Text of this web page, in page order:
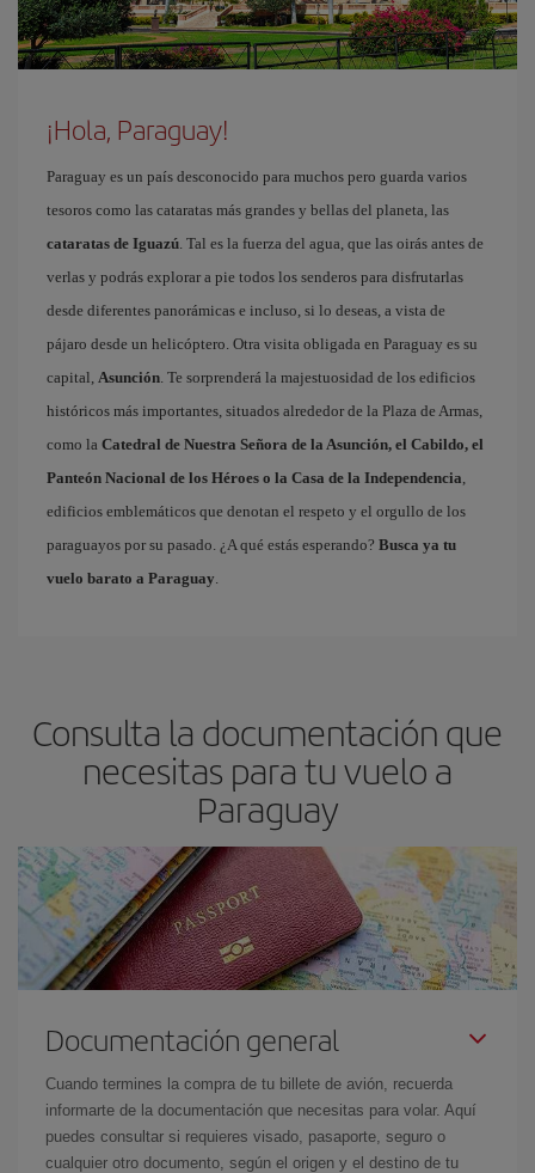
¡Hola, Paraguay!
Paraguay es un país desconocido para muchos pero guarda varios
tesoros como las cataratas más grandes y bellas del planeta, las
cataratas de Iguazú . Tal es la fuerza del agua, que las oirás antes de
verlas y podrás explorar a pie todos los senderos para disfrutarlas
desde diferentes panorámicas e incluso, si lo deseas, a vista de
pájaro desde un helicóptero. Otra visita obligada en Paraguay es su
capital, Asunción . Te sorprenderá la majestuosidad de los edificios
históricos más importantes, situados alrededor de la Plaza de Armas,
como la Catedral de Nuestra Señora de la Asunción, el Cabildo, el
Panteón Nacional de los Héroes o la Casa de la Independencia
edificios emblemáticos que denotan el respeto y el orgullo de los
paraguayos por su pasado. ¿A qué estás esperando? Busca ya tu
vuelo barato a Paraguay
Consulta la documentación que
necesitas para tu vuelo a
Paraguay
Documentación general
Cuando termines la compra de tu billete de avión, recuerda
informarte de la documentación que necesitas para volar. Aquí
puedes consultar si requieres visado, pasaporte, seguro o
cualquier otro documento, según el origen y el destino de tu